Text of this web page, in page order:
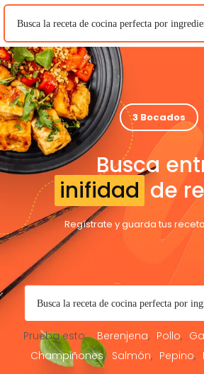
3 Bocados
Busca
inifidad de
Regístrate y guarda tus
Prueba esto: Berenjena Pollo
Champiñones
Salmón Pepino